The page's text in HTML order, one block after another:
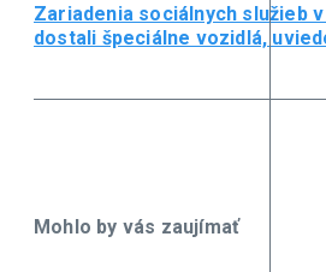
Zariadenia sociálnych služieb
dostali špeciálne vozidlá,
Mohlo by vás zaujímať